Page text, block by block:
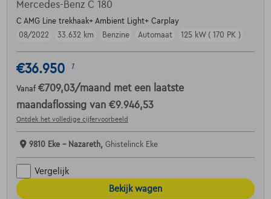
Mercedes-Benz C 180
C AMG Line trekhaak+ Ambient Light+ Carplay
08/2022
33.632 km Benzine Automaat 125 kW ( 170 PK )
€36.950 1
Vanaf €709,03/maand met een laatste
maandaflossing van €9.946,53
Ontdek het volledige cijfervoorbeeld
9810 Eke - Nazareth, Ghistelinck Eke
Vergelijk
Bekijk wagen